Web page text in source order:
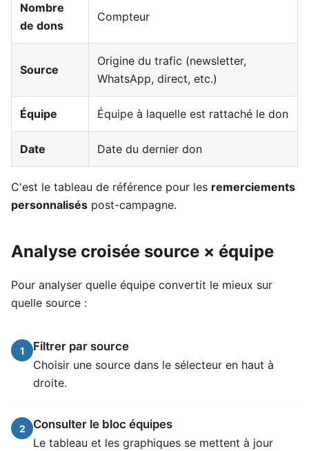
Nombre
de dons
Compteur
Source
Origine du trafic (newsletter,
WhatsApp, direct, etc.)
Équipe Équipe à laquelle est rattaché le don
Date Date du dernier don
C'est le tableau de référence pour les remerciements
personnalisés post-campagne.
Analyse croisée source × équipe
Pour analyser quelle équipe convertit le mieux sur
quelle source :
1
Filtrer par source
Choisir une source dans le sélecteur en haut à
droite.
2
Consulter le bloc équipes
Le tableau et les graphiques se mettent à jour